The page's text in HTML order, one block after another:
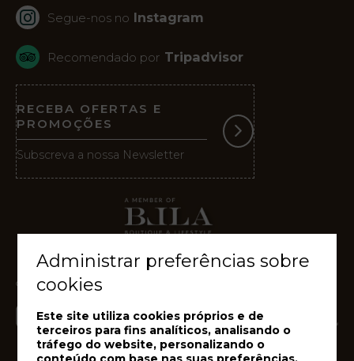
Segue-nos no Instagram
Recomendado por Tripadvisor
RECEBA OFERTAS E
PROMOÇÕES
Subscreva a nossa Newsletter
Administrar preferências sobre
cookies
Este site utiliza cookies próprios e de
terceiros para fins analíticos, analisando o
tráfego do website, personalizando o